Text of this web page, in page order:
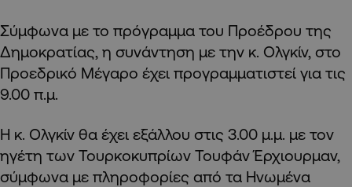
Σύμφωνα με το πρόγραμμα του Προέδρου της
Δημοκρατίας, η συνάντηση με την κ. Ολγκίν, στο
Προεδρικό Μέγαρο έχει προγραμματιστεί για τις
9.00 π.μ.
Η κ. Ολγκίν θα έχει εξάλλου στις 3.00 μ.μ. με τον
ηγέτη των Τουρκοκυπρίων Τουφάν Έρχιουρμαν,
σύμφωνα με πληροφορίες από τα Ηνωμένα